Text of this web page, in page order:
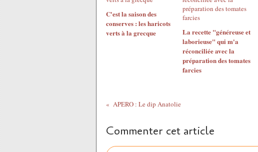
C'est la saison des
conserves : les haricots
verts à la grecque
La recette "généreuse et
laborieuse" qui m'a
réconciliée avec la
préparation des tomates
farcies
APERO : Le dip Anatolie
Commenter cet article